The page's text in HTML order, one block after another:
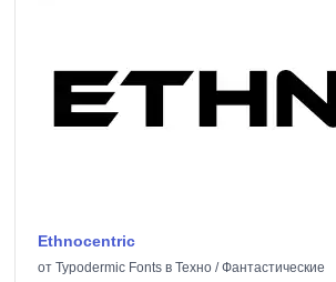
Ethnocentric
от Typodermic Fontsв Техно/Фантастические